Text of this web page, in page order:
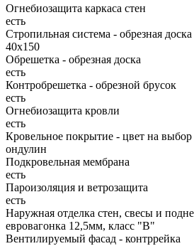
Огнебиозащита каркаса стен
есть
Стропильная система - обрезная доска
40х150
Обрешетка - обрезная доска
есть
Контробрешетка - обрезной брусок
есть
Огнебиозащита кровли
есть
Кровельное покрытие - цвет на выбор
ондулин
Подкровельная мембрана
есть
Пароизоляция и ветрозащита
есть
Наружная отделка стен, свесы и
евровагонка 12,5мм, класс "В"
Вентилируемый фасад - контррейка